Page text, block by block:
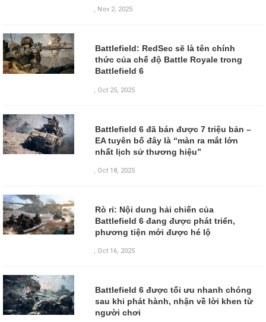
, Nov 2, 2025
Battlefield: RedSec sẽ là tên chính
thức của chế độ Battle Royale trong
Battlefield 6
Oct 25, 2025
Battlefield 6 đã bán được 7 triệu bản –
EA tuyên bố đây là “màn ra mắt lớn
nhất lịch sử thương hiệu”
, Oct 18, 2025
Rò rỉ: Nội dung hải chiến của
Battlefield 6 đang được phát triển,
phương tiện mới được hé lộ
, Oct 16, 2025
Battlefield 6 được tối ưu nhanh chóng
sau khi phát hành, nhận về lời khen từ
người chơi